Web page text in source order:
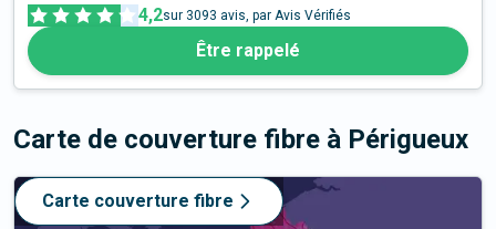
4,2sur 3093 avis, par Avis Vérifiés
Être rappelé
Carte de couverture fibre à Périgueux
Carte couverture fibre